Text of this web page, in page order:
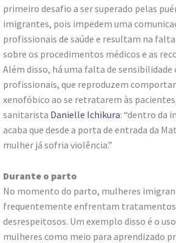
primeiro desafio a ser superado pelas
imigrantes, pois impedem uma
profissionais de saúde e resultam na
sobre os procedimentos médicos e as
Além disso, há uma falta de
profissionais, que reproduzem
xenofóbico ao se retratarem às
sanitarista Danielle Ichikura: “dentro da
acaba que desde a porta de entrada da
mulher já sofria violência.”
Durante o parto
No momento do parto, mulheres
frequentemente enfrentam tratamentos
desrespeitosos. Um exemplo disso é o
mulheres como meio para aprendizado